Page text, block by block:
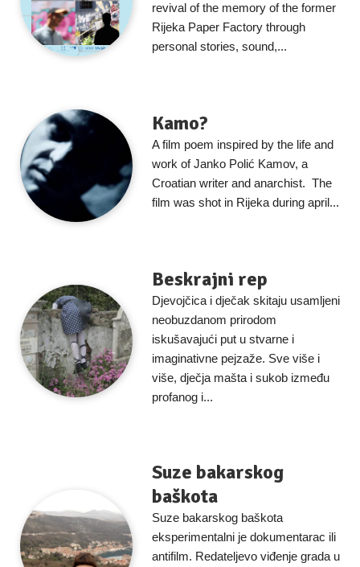
revival of the memory of the former
Rijeka Paper Factory through
personal stories, sound,...
Kamo?
A film poem inspired by the life and
work of Janko Polić Kamov, a
Croatian writer and anarchist. The
film was shot in Rijeka during april...
Beskrajni rep
Djevojčica i dječak skitaju usamljeni
neobuzdanom prirodom
iskušavajući put u stvarne i
imaginativne pejzaže. Sve više i
više, dječja mašta i sukob između
profanog i...
Suze bakarskog
baškota
Suze bakarskog baškota
eksperimentalni je dokumentarac ili
antifilm. Redateljevo viđenje grada u